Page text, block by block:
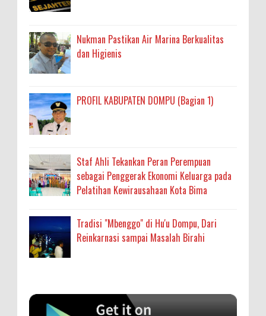
Nukman Pastikan Air Marina Berkualitas
dan Higienis
PROFIL KABUPATEN DOMPU (Bagian 1)
Staf Ahli Tekankan Peran Perempuan
sebagai Penggerak Ekonomi Keluarga pada
Pelatihan Kewirausahaan Kota Bima
Tradisi "Mbenggo" di Hu'u Dompu, Dari
Reinkarnasi sampai Masalah Birahi
Anonymous
SIGAPUAN dan Ikhtiar Kota Bima Menjemput
Korban Kekerasan